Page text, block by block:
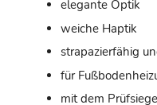
elegante Optik
weiche Haptik
strapazierfähig
für
mit dem